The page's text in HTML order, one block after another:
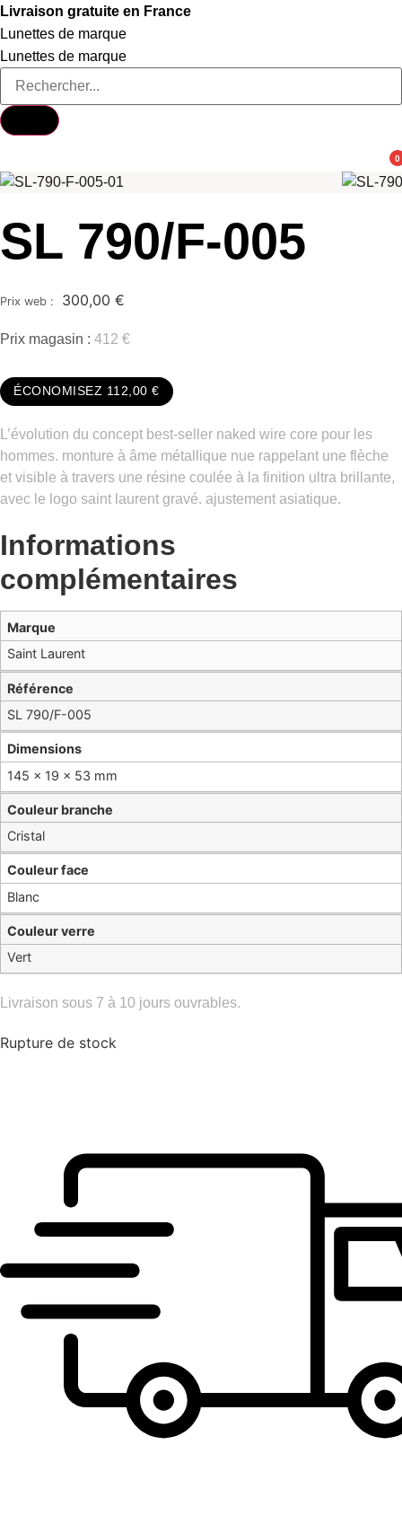
Aller
au
contenu
Livraison gratuite en France
Lunettes de marque
Lunettes de marque
0
SL 790/F-005
300,00 €
Prix magasin : 412 €
ÉCONOMISEZ 112,00 €
L’évolution du concept best-seller naked wire core pour les
hommes. monture à âme métallique nue rappelant une flèche
et visible à travers une résine coulée à la finition ultra brillante,
avec le logo saint laurent gravé. ajustement asiatique.
Informations
complémentaires
Référence
SL 790/F-005
Dimensions
145 × 19 × 53 mm
Couleur branche
Cristal
Couleur face
Blanc
Couleur verre
Vert
Marque
Saint Laurent
Livraison sous 7 à 10 jours ouvrables.
Rupture de stock